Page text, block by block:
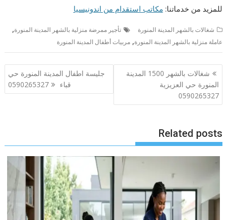
للمزيد من خدماتنا: مكاتب استقدام من اندونيسيا
شغالات بالشهر المدينة المنورة تأجير ممرضة منزلية بالشهر المدينة المنورة,
عاملة منزلية بالشهر المدينة المنورة,مربيات أطفال المدينة المنورة
تصفّح
المقالات
شغالات بالشهر 1500 المدينة
المنورة حي العزيزية
0590265327
جليسة اطفال المدينة المنورة حي
قباء 0590265327
Related posts